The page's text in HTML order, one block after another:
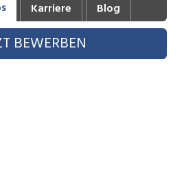
Anlagenbau,
Karriere Blog
BEWERBEN